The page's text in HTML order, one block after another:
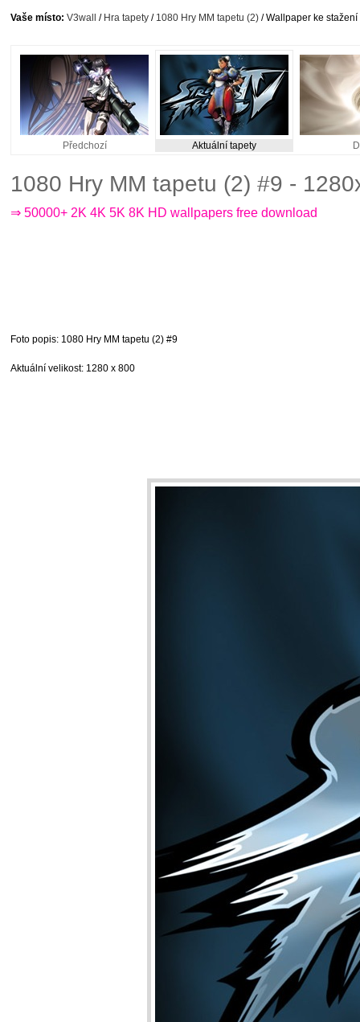
Vaše místo: V3wall / Hra tapety / 1080 Hry MM tapetu (2) / Wallpaper ke stažení
Předchozí Aktuální tapety
1080 Hry MM tapetu (2) #9 -
⇒ 50000+ 2K 4K 5K 8K HD wallpapers free download
Foto popis: 1080 Hry MM tapetu (2) #9
Aktuální velikost: 1280 x 800